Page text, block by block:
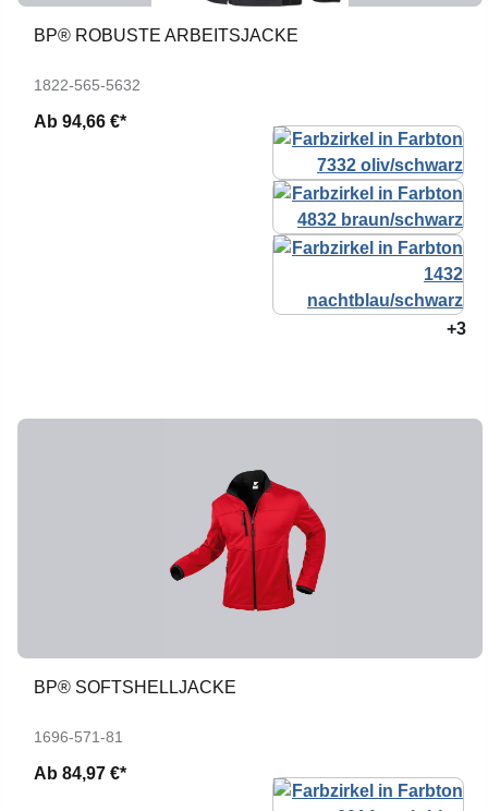
BP® ROBUSTE ARBEITSJACKE
1822-565-5632
Ab 94,66 €*
+3
BP® SOFTSHELLJACKE
1696-571-81
Ab 84,97 €*